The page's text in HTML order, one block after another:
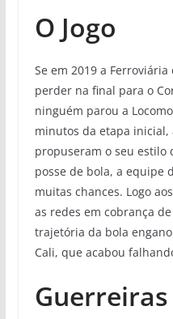
O Jogo
Se em 2019 a
perder na final para o
ninguém parou a
minutos da etapa inicial,
propuseram o seu estilo
posse de bola, a equipe
muitas chances. Logo
as redes em cobrança
trajetória da bola
Cali, que acabou